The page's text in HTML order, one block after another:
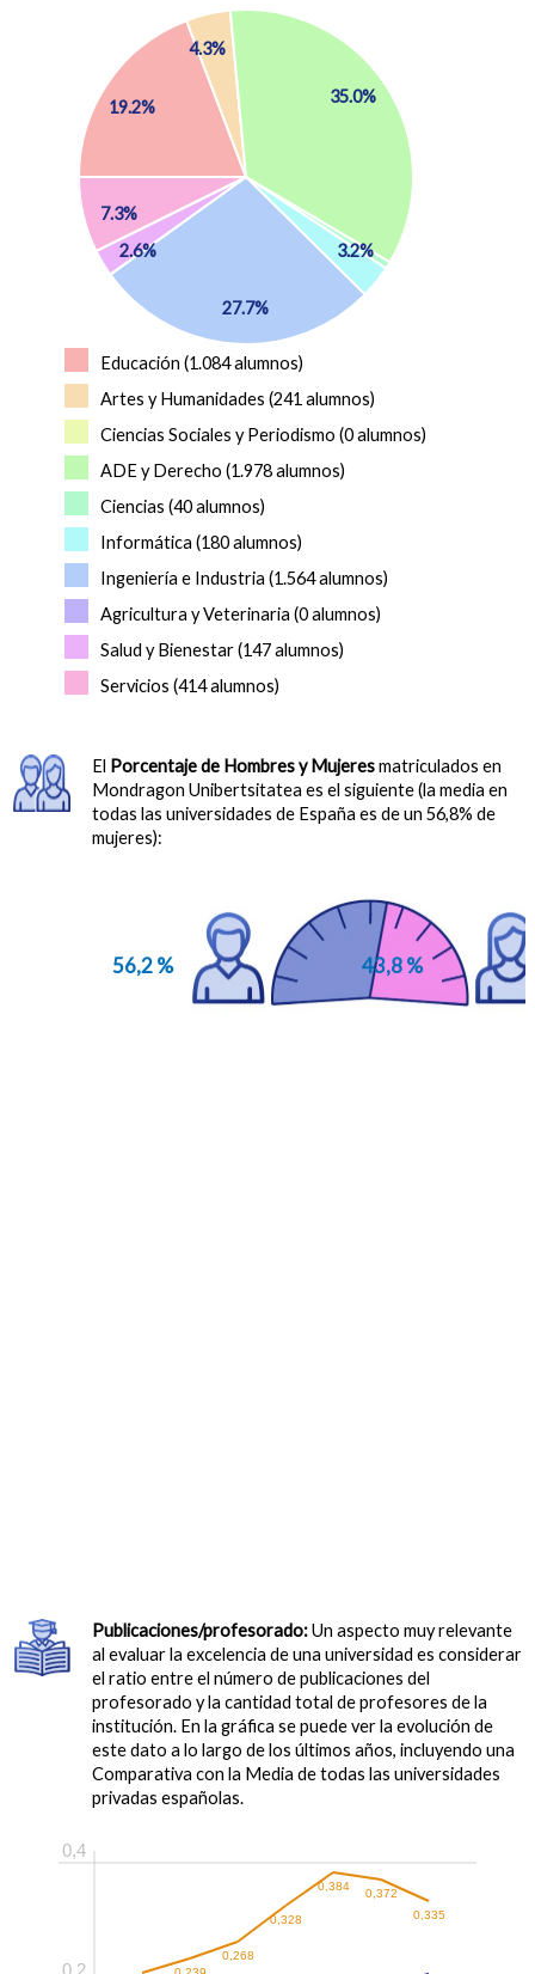
Educación (1.084 alumnos)
Artes y Humanidades (241 alumnos)
Ciencias Sociales y Periodismo (0 alumnos)
ADE y Derecho (1.978 alumnos)
Ciencias (40 alumnos)
Informática (180 alumnos)
Ingeniería e Industria (1.564 alumnos)
Agricultura y Veterinaria (0 alumnos)
Salud y Bienestar (147 alumnos)
Servicios (414 alumnos)
19.2%
4.3%
35.0%
3.2%
27.7%
2.6%
7.3%
El Porcentaje de Hombres y Mujeresmatriculados en
Mondragon Unibertsitatea es el siguiente (la media en
todas las universidades de España es de un 56,8% de
mujeres):
56,2 % 43,8 %
Publicaciones/profesorado:Un aspecto muy relevante
al evaluar la excelencia de una universidad es considerar
el ratio entre el número de publicaciones del
profesorado y la cantidad total de profesores de la
institución. En la gráfica se puede ver la evolución de
este dato a lo largo de los últimos años, incluyendo una
Comparativa con la Media de todas las universidades
privadas españolas.
0,4
0,268
0,328
0,384
0,372
0,335